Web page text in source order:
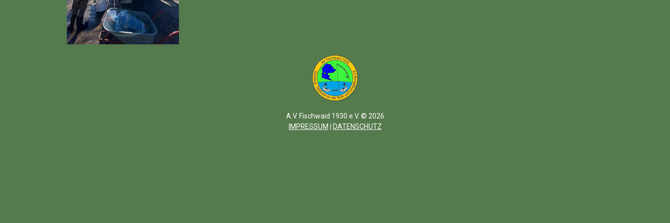
A.V. Fischwaid 1930 e.V. © 2026
IMPRESSUM | DATENSCHUTZ